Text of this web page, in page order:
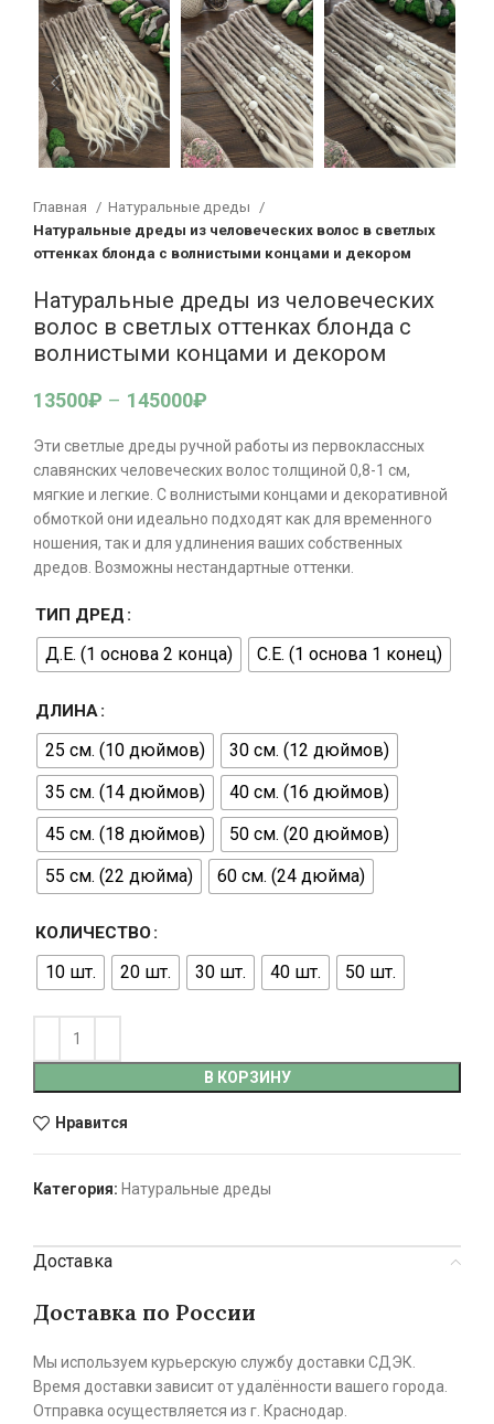
Главная
Натуральные дреды
Натуральные дреды из человеческих волос в светлых
оттенках блонда с волнистыми концами и декором
Натуральные дреды из человеческих
волос в светлых оттенках блонда с
волнистыми концами и декором
13500₽ – 145000₽
Эти светлые дреды ручной работы из первоклассных
славянских человеческих волос толщиной 0,8-1 см,
мягкие и легкие. С волнистыми концами и декоративной
обмоткой они идеально подходят как для временного
ношения, так и для удлинения ваших собственных
дредов. Возможны нестандартные оттенки.
ТИП ДРЕД
Д.Е. (1 основа 2 конца) С.Е. (1 основа 1 конец)
ДЛИНА
25 см. (10 дюймов)
30 см. (12 дюймов)
35 см. (14 дюймов)
40 см. (16 дюймов)
45 см. (18 дюймов)
50 см. (20 дюймов)
55 см. (22 дюйма)
60 см. (24 дюйма)
КОЛИЧЕСТВО
10 шт. 20 шт. 30 шт. 40 шт. 50 шт.
В КОРЗИНУ
Нравится
Категория: Натуральные дреды
Доставка
Доставка по России
Мы используем курьерскую службу доставки СДЭК.
Время доставки зависит от удалённости вашего города.
Отправка осуществляется из г. Краснодар.